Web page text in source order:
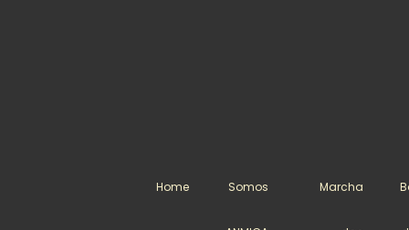
Home Somos Marcha